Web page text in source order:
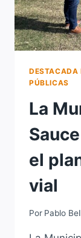
DESTACADA
PÚBLICAS
La
el
vial
Por Pablo